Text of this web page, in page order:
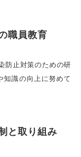
職員教育
防止対策のための研
知識の向上に努めて
と取り組み